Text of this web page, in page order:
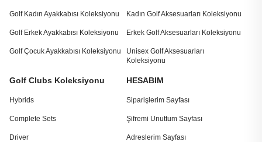
Golf Kadın Ayakkabısı Koleksiyonu
Golf Erkek Ayakkabısı Koleksiyonu
Golf Çocuk Ayakkabısı Koleksiyonu
Kadın Golf Aksesuarları Koleksiyonu
Erkek Golf Aksesuarları Koleksiyonu
Unisex Golf Aksesuarları
Koleksiyonu
Golf Clubs Koleksiyonu
Hybrids
Complete Sets
Driver
HESABIM
Siparişlerim Sayfası
Şifremi Unuttum Sayfası
Adreslerim Sayfası